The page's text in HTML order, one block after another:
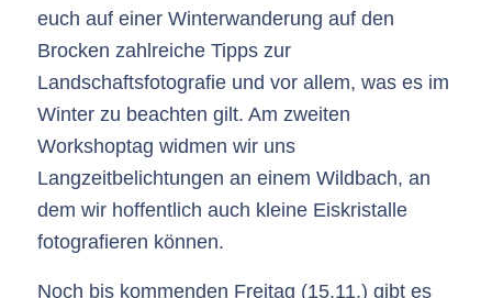
euch auf einer Winterwanderung auf den
Brocken zahlreiche Tipps zur
Landschaftsfotografie und vor allem, was es im
Winter zu beachten gilt. Am zweiten
Workshoptag widmen wir uns
Langzeitbelichtungen an einem Wildbach, an
dem wir hoffentlich auch kleine Eiskristalle
fotografieren können.
Noch bis kommenden Freitag (15.11.) gibt es